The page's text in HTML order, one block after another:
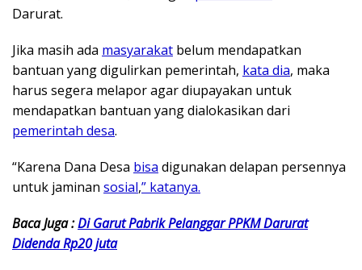
Darurat.
Jika masih ada masyarakat belum mendapatkan
bantuan yang digulirkan pemerintah, kata dia, maka
harus segera melapor agar diupayakan untuk
mendapatkan bantuan yang dialokasikan dari
pemerintah desa.
“Karena Dana Desa bisa digunakan delapan persennya
untuk jaminan sosial,” katanya.
Baca Juga :Di Garut Pabrik Pelanggar PPKM Darurat
Didenda Rp20 juta